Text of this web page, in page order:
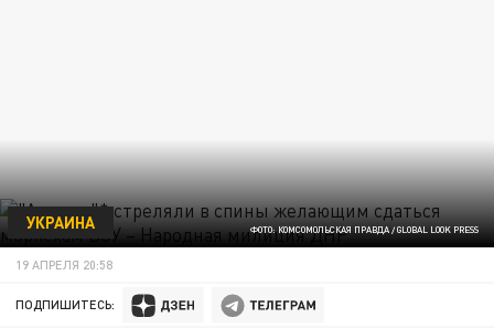
ФОТО: КОМСОМОЛЬСКАЯ ПРАВДА / GLOBAL LOOK PRESS
УКРАИНА
19 АПРЕЛЯ 20:58
ПОДПИШИТЕСЬ: